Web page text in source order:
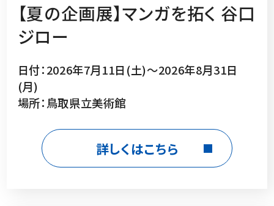
【夏の企画展】マンガを拓く 谷口
ジロー
日付：2026年7月11日(土)～2026年8月31日
(月)
場所：鳥取県立美術館
詳しくはこちら